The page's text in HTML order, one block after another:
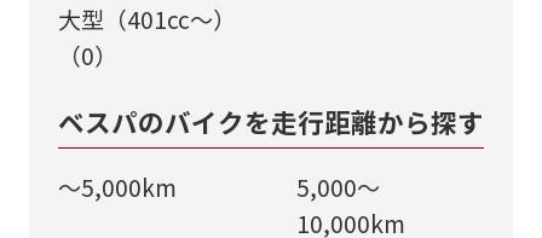
大型（401cc～）
（0）
ベスパのバイクを走行距離から探す
～5,000km
5,000～
10,000km